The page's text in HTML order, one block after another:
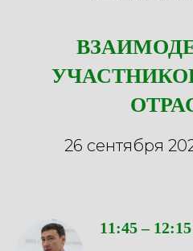
26 сентября
11:45 – 12:15